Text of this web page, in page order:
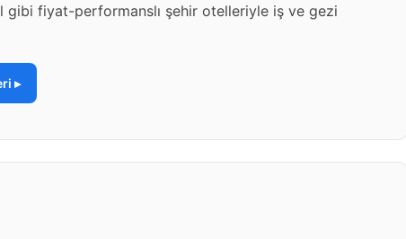
gibi fiyat-performanslı şehir otelleriyle iş ve gezi
▸